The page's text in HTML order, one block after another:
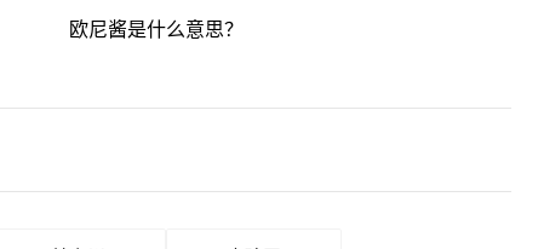
欧尼酱是什么意思？